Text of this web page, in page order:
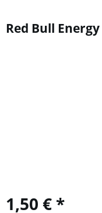
Red Bull Energy
1,50 € *